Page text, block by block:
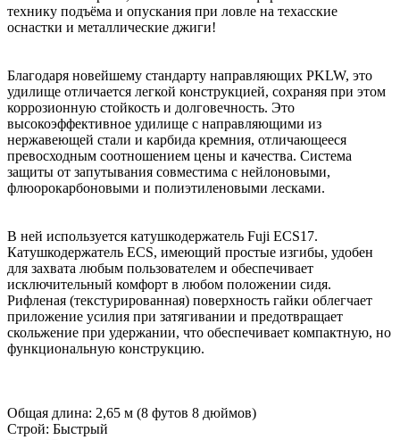
технику подъёма и опускания при ловле на техасские
оснастки и металлические джиги!
Благодаря новейшему стандарту направляющих PKLW, это
удилище отличается легкой конструкцией, сохраняя при этом
коррозионную стойкость и долговечность. Это
высокоэффективное удилище с направляющими из
нержавеющей стали и карбида кремния, отличающееся
превосходным соотношением цены и качества. Система
защиты от запутывания совместима с нейлоновыми,
флюорокарбоновыми и полиэтиленовыми лесками.
В ней используется катушкодержатель Fuji ECS17.
Катушкодержатель ECS, имеющий простые изгибы, удобен
для захвата любым пользователем и обеспечивает
исключительный комфорт в любом положении сидя.
Рифленая (текстурированная) поверхность гайки облегчает
приложение усилия при затягивании и предотвращает
скольжение при удержании, что обеспечивает компактную, но
функциональную конструкцию.
Общая длина: 2,65 м (8 футов 8 дюймов)
Строй: Быстрый